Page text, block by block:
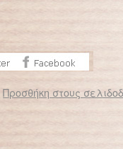
Προσθήκη στους